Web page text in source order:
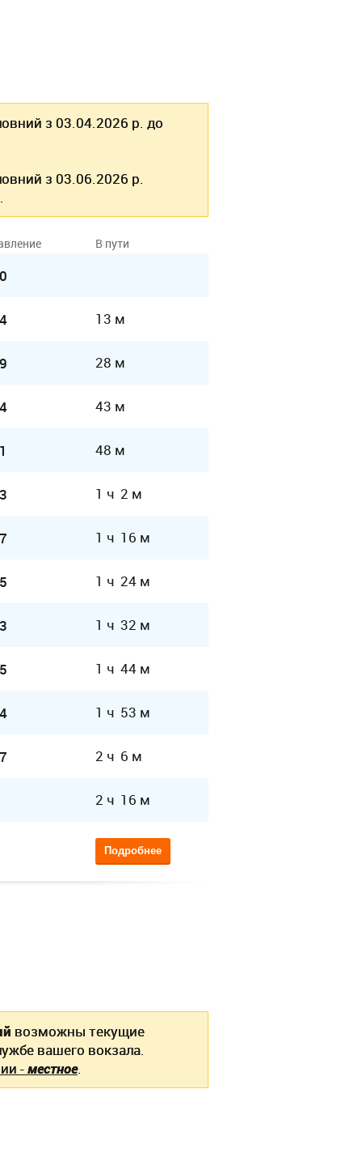
з 03.04.2026 р. до
з 03.06.2026 р.
В пути
13 м
28 м
43 м
48 м
1 ч 2 м
1 ч 16 м
1 ч 24 м
1 ч 32 м
1 ч 44 м
1 ч 53 м
2 ч 6 м
2 ч 16 м
Подробнее
возможны текущие
вашего вокзала.
-местное.